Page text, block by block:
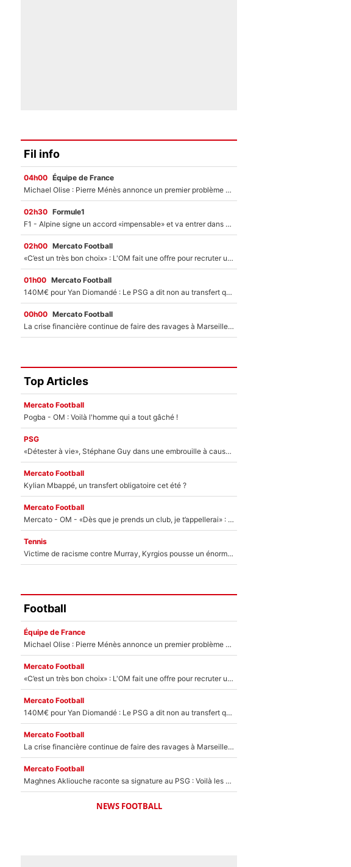
Fil info
04h00 Équipe de France
Michael Olise : Pierre Ménès annonce un premier problème pour Zinedine Zidane en équipe de France
02h30 Formule1
F1 - Alpine signe un accord «impensable» et va entrer dans une nouvelle dimension : Grande nouvelle pour Pierre Gasly !
02h00 Mercato Football
«C’est un très bon choix» : L'OM fait une offre pour recruter un ancien joueur du PSG... et c'est validé dans l'After Foot !
01h00 Mercato Football
140M€ pour Yan Diomandé : Le PSG a dit non au transfert qui bat tous les records sur le mercato
00h00 Mercato Football
La crise financière continue de faire des ravages à Marseille : L’OM a placé 12 joueurs sur le marché des transferts… et ça pourrait lui rapporter près de 100M€ !
Top Articles
Mercato Football
Pogba - OM : Voilà l'homme qui a tout gâché !
PSG
«Détester à vie», Stéphane Guy dans une embrouille à cause du PSG !
Mercato Football
Kylian Mbappé, un transfert obligatoire cet été ?
Mercato Football
Mercato - OM - «Dès que je prends un club, je t’appellerai» : La promesse de Marcelino au moment de claquer la porte
Tennis
Victime de racisme contre Murray, Kyrgios pousse un énorme coup de gueule !
Football
Équipe de France
Michael Olise : Pierre Ménès annonce un premier problème pour Zinedine Zidane en équipe de France
Mercato Football
«C’est un très bon choix» : L'OM fait une offre pour recruter un ancien joueur du PSG... et c'est validé dans l'After Foot !
Mercato Football
140M€ pour Yan Diomandé : Le PSG a dit non au transfert qui bat tous les records sur le mercato
Mercato Football
La crise financière continue de faire des ravages à Marseille : L’OM a placé 12 joueurs sur le marché des transferts… et ça pourrait lui rapporter près de 100M€ !
Mercato Football
Maghnes Akliouche raconte sa signature au PSG : Voilà les coulisses de son transfert de rêve à 50M€
NEWS FOOTBALL